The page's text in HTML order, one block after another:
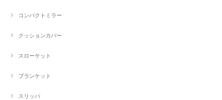
コンパクトミラー
クッションカバー
スローケット
ブランケット
スリッパ